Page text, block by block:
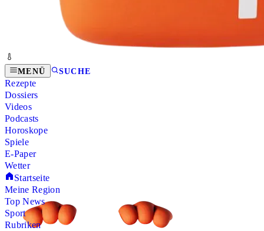
MENÜ SUCHE
Rezepte
Dossiers
Videos
Podcasts
Horoskope
Spiele
E-Paper
Wetter
Startseite
Meine Region
Top News
Sport
Rubriken